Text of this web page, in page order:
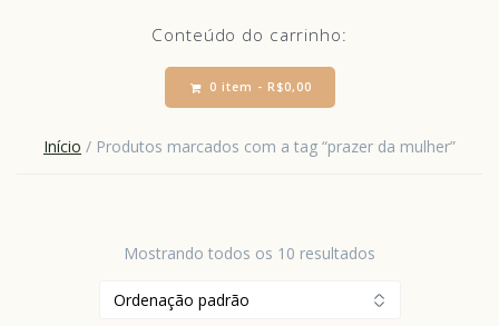
Conteúdo do carrinho:
0 item - R$0,00
Início / Produtos marcados com a tag “prazer da mulher”
Mostrando todos os 10 resultados